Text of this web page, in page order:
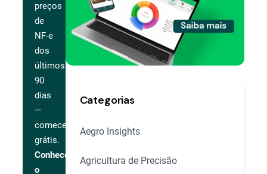
preços
de
NF-e
dos
últimos
90
dias
—
comece
grátis.
Conhecer
o
Categorias
Aegro Insights
Agricultura de Precisão